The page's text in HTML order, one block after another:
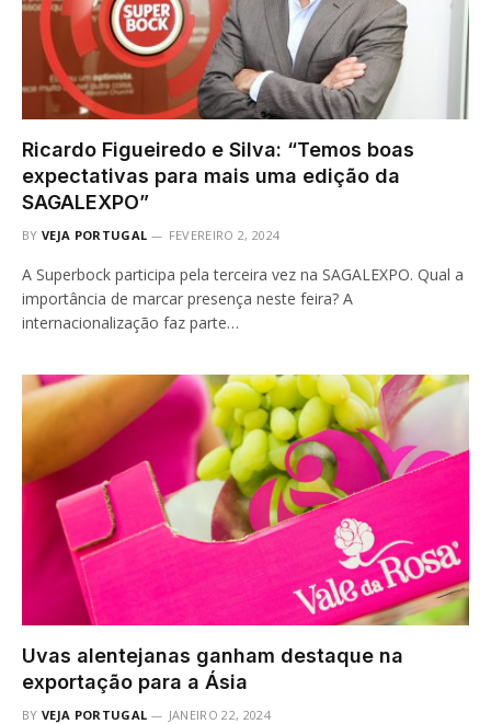
Ricardo Figueiredo e Silva: “Temos boas
expectativas para mais uma edição da
SAGALEXPO”
BY VEJA PORTUGAL FEVEREIRO 2, 2024
A Superbock participa pela terceira vez na SAGALEXPO. Qual a
importância de marcar presença neste feira? A
internacionalização faz parte…
Uvas alentejanas ganham destaque na
exportação para a Ásia
BY VEJA PORTUGAL JANEIRO 22, 2024